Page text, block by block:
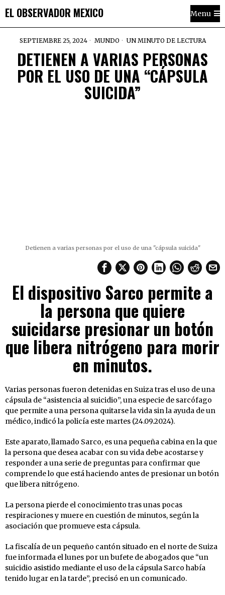
EL OBSERVADOR MEXICO Menu
SEPTIEMBRE 25, 2024 MUNDO UN MINUTO DE LECTURA
DETIENEN A VARIAS PERSONAS
POR EL USO DE UNA “CÁPSULA
SUICIDA”
Detienen a varias personas por el uso de una "cápsula suicida"
El dispositivo Sarco permite a
la persona que quiere
suicidarse presionar un botón
que libera nitrógeno para morir
en minutos.
Varias personas fueron detenidas en Suiza tras el uso de una
cápsula de “asistencia al suicidio”, una especie de sarcófago
que permite a una persona quitarse la vida sin la ayuda de un
médico, indicó la policía este martes (24.09.2024).
Este aparato, llamado Sarco, es una pequeña cabina en la que
la persona que desea acabar con su vida debe acostarse y
responder a una serie de preguntas para confirmar que
comprende lo que está haciendo antes de presionar un botón
que libera nitrógeno.
La persona pierde el conocimiento tras unas pocas
respiraciones y muere en cuestión de minutos, según la
asociación que promueve esta cápsula.
La fiscalía de un pequeño cantón situado en el norte de Suiza
fue informada el lunes por un bufete de abogados que “un
suicidio asistido mediante el uso de la cápsula Sarco había
tenido lugar en la tarde”, precisó en un comunicado.